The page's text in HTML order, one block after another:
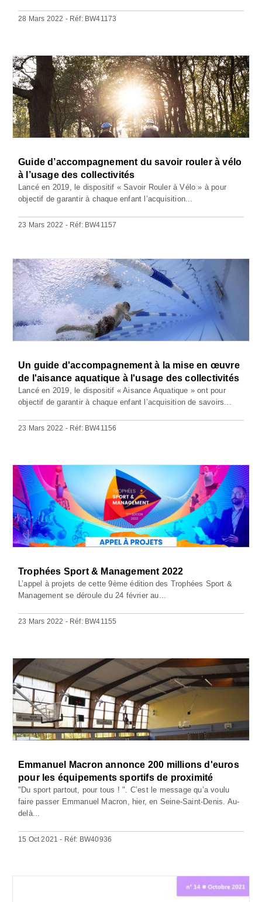
28 Mars 2022 - Réf: BW41173
Guide d’accompagnement du savoir rouler à vélo
à l’usage des collectivités
Lancé en 2019, le dispositif « Savoir Rouler à Vélo » à pour
objectif de garantir à chaque enfant l’acquisition...
23 Mars 2022 - Réf: BW41157
Un guide d'accompagnement à la mise en œuvre
de l'aisance aquatique à l'usage des collectivités
Lancé en 2019, le dispositif « Aisance Aquatique » ont pour
objectif de garantir à chaque enfant l’acquisition de savoirs...
23 Mars 2022 - Réf: BW41156
Trophées Sport & Management 2022
L’appel à projets de cette 9ème édition des Trophées Sport &
Management se déroule du 24 février au...
23 Mars 2022 - Réf: BW41155
Emmanuel Macron annonce 200 millions d'euros
pour les équipements sportifs de proximité
"Du sport partout, pour tous ! ". C’est le message qu’a voulu
faire passer Emmanuel Macron, hier, en Seine-Saint-Denis. Au-
delà...
15 Oct 2021 - Réf: BW40936